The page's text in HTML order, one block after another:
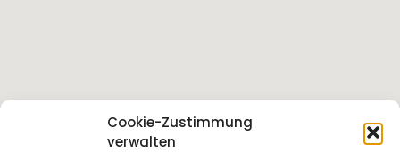
Cookie-Zustimmung
verwalten